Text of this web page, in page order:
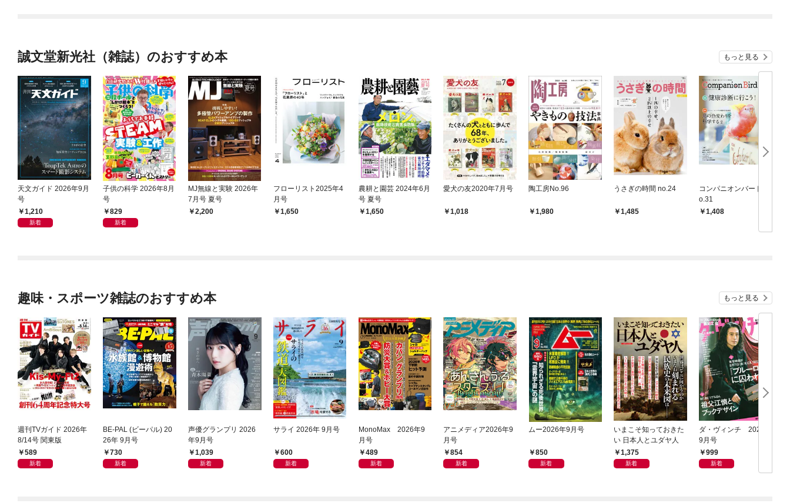
誠文堂新光社（雑誌）のおすすめ本 もっと見る
天文ガイド 2026年9月
号
1,210
新着
子供の科学 2026年8月
号
829
新着
MJ無線と実験 2026年
7月号 夏号
2,200
フローリスト2025年4
月号
1,650
農耕と園芸 2024年6月
号 夏号
1,650
愛犬の友2020年7月号
1,018
陶工房No.96
1,980
うさぎの時間 no.24
1,485
コンパニオンバード N
o.31
1,408
趣味・スポーツ雑誌のおすすめ本 もっと見る
週刊TVガイド 2026年
8/14号 関東版
589
新着
BE-PAL (ビーパル) 20
26年 9月号
730
新着
声優グランプリ 2026
年9月号
1,039
新着
サライ 2026年 9月号
600
新着
MonoMax 2026年9
月号
489
新着
アニメディア2026年9
月号
854
新着
ムー2026年9月号
850
新着
いまこそ知っておきた
い 日本人とユダヤ人
1,375
新着
ダ・ヴィンチ 2026年
9月号
999
新着